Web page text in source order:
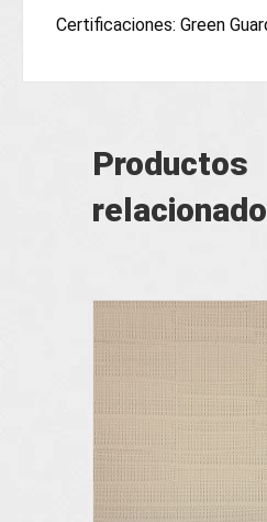
Certificaciones: Green
Productos